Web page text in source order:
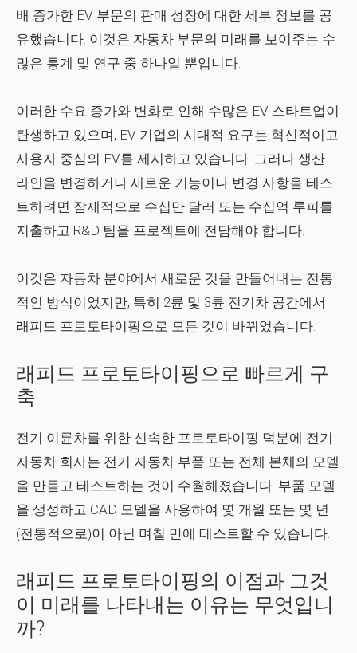
배 증가한 EV 부문의 판매 성장에 대한 세부 정보를 공
유했습니다. 이것은 자동차 부문의 미래를 보여주는 수
많은 통계 및 연구 중 하나일 뿐입니다.
이러한 수요 증가와 변화로 인해 수많은 EV 스타트업이
탄생하고 있으며, EV 기업의 시대적 요구는 혁신적이고
사용자 중심의 EV를 제시하고 있습니다. 그러나 생산
라인을 변경하거나 새로운 기능이나 변경 사항을 테스
트하려면 잠재적으로 수십만 달러 또는 수십억 루피를
지출하고 R&D 팀을 프로젝트에 전담해야 합니다.
이것은 자동차 분야에서 새로운 것을 만들어내는 전통
적인 방식이었지만, 특히 2륜 및 3륜 전기차 공간에서
래피드 프로토타이핑으로 모든 것이 바뀌었습니다.
래피드 프로토타이핑으로 빠르게 구
축
전기 이륜차를 위한 신속한 프로토타이핑 덕분에 전기
자동차 회사는 전기 자동차 부품 또는 전체 본체의 모델
을 만들고 테스트하는 것이 수월해졌습니다. 부품 모델
을 생성하고 CAD 모델을 사용하여 몇 개월 또는 몇 년
(전통적으로)이 아닌 며칠 만에 테스트할 수 있습니다.
래피드 프로토타이핑의 이점과 그것
이 미래를 나타내는 이유는 무엇입니
까?